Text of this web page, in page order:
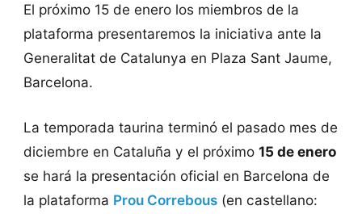
El próximo 15 de enero los miembros de la
plataforma presentaremos la iniciativa ante la
Generalitat de Catalunya en Plaza Sant Jaume,
Barcelona.
La temporada taurina terminó el pasado mes de
diciembre en Cataluña y el próximo 15 de enero
se hará la presentación oficial en Barcelona de
la plataforma Prou Correbous(en castellano: